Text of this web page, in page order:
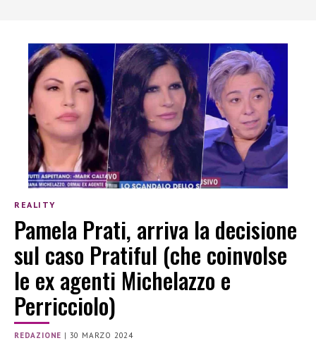
REALITY
Pamela Prati, arriva la decisione
sul caso Pratiful (che coinvolse
le ex agenti Michelazzo e
Perricciolo)
REDAZIONE | 30 MARZO 2024